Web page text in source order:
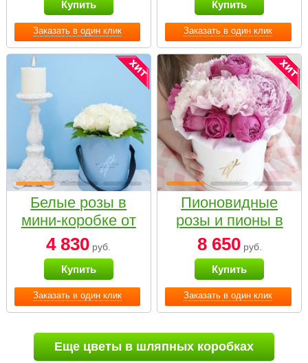
Заказать в один клик
Купить
Заказать в один клик
Купить
Заказать в один клик
Белые розы в
мини-коробке от
Bella Fiori
4 830 руб.
Купить
Заказать в один клик
Пионовидные
розы и пионы в
белой коробке
Small
8 650руб.
Купить
Еще цветы в шляпных коробках